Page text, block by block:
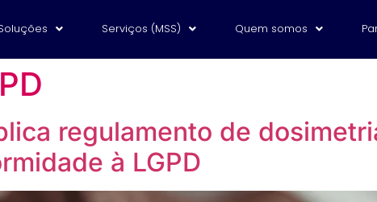
Serviços (MSS) Quem somos
regulamento de
à LGPD